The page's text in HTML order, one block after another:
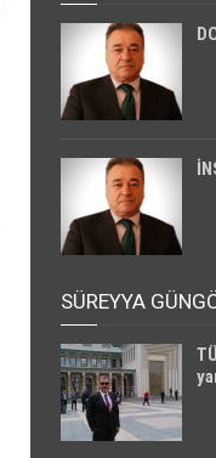
SÜREYYA